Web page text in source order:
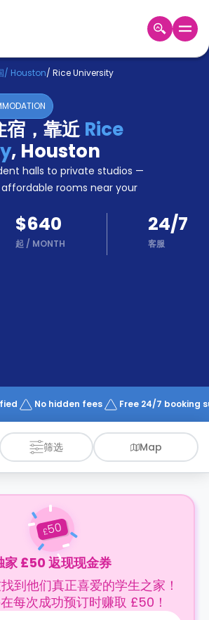
USD
/ Houston/ Rice University
宿，靠近Rice
, Houston
halls to private studios —
rooms near your
$640
起 / MONTH
24/7
客服
No hidden fees Free 24/7 booking
筛选 Map
£50
家 £50 返现现金券
到他们真正喜爱的学生之家！
每次成功预订时赚取 £50！